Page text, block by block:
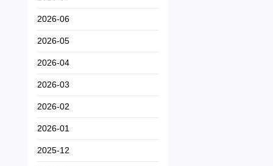
2026-06
2026-05
2026-04
2026-03
2026-02
2026-01
2025-12